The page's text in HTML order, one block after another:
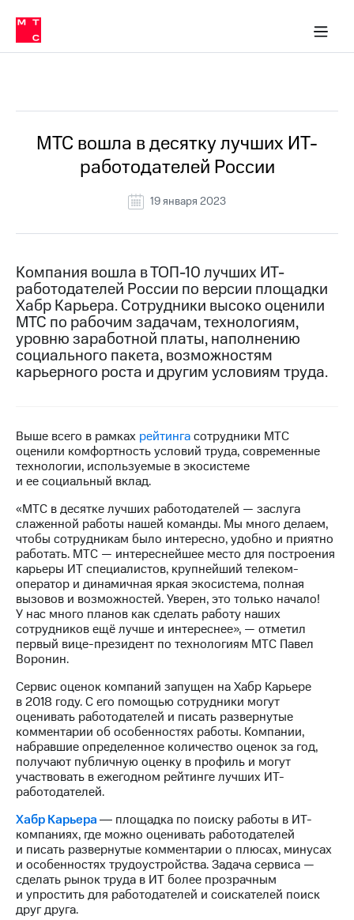
Медиа-центр
и акционерам
Устойчивое развитие
Комплаенс и деловая этика
компании
Карьера
История
компании
информация
Медиа-центр
Пресс-
релизы
МТС
о технологиях
Достижения
Финансовая
отчетность
Контакты
Новости
в
регионе
и акционерам
Корпоративное
управление
Корпоративный
секретарь
Раскрытие
информации
Информация
акционерам
Документы
ПАО
"МТС"
Собрания
акционеров
Личный
кабинет
акционера
Акционерный
капитал
Контроль
и
аудит
в МТС
Пресс-
релизы
о технологиях
МТС вошла в десятку лучших ИТ-
работодателей России
19 января 2023
Компания вошла в ТОП-10 лучших ИТ-
работодателей России по версии площадки
Хабр Карьера. Сотрудники высоко оценили
МТС по рабочим задачам, технологиям,
уровню заработной платы, наполнению
социального пакета, возможностям
карьерного роста и другим условиям труда.
Выше всего в рамках рейтингасотрудники МТС
оценили комфортность условий труда, современные
технологии, используемые в экосистеме
и ее социальный вклад.
«МТС в десятке лучших работодателей — заслуга
слаженной работы нашей команды. Мы много делаем,
чтобы сотрудникам было интересно, удобно и приятно
работать. МТС — интереснейшее место для построения
карьеры ИТ специалистов, крупнейший телеком-
оператор и динамичная яркая экосистема, полная
вызовов и возможностей. Уверен, это только начало!
У нас много планов как сделать работу наших
сотрудников ещё лучше и интереснее», — отметил
первый вице-президент по технологиям МТС Павел
Воронин.
Сервис оценок компаний запущен на Хабр Карьере
в 2018 году. С его помощью сотрудники могут
оценивать работодателей и писать развернутые
комментарии об особенностях работы. Компании,
набравшие определенное количество оценок за год,
получают публичную оценку в профиль и могут
участвовать в ежегодном рейтинге лучших ИТ-
работодателей.
Хабр Карьера― площадка по поиску работы в ИТ-
компаниях, где можно оценивать работодателей
и писать развернутые комментарии о плюсах, минусах
и особенностях трудоустройства. Задача сервиса —
сделать рынок труда в ИТ более прозрачным
и упростить для работодателей и соискателей поиск
друг друга.